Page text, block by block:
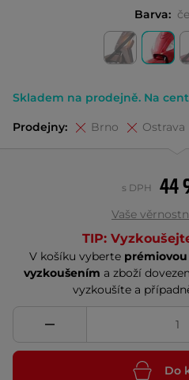
Barva:
Skladem na prodejně. Na
Prodejny: Brno Ostrava
44
s DPH
Vaše
TIP:
V košíku vyberte
vyzkoušením a zboží
vyzkoušíte a
Do